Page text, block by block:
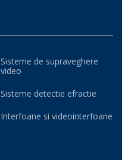
Sisteme de supraveghere
video
Sisteme detectie efractie
Interfoane si videointerfoane